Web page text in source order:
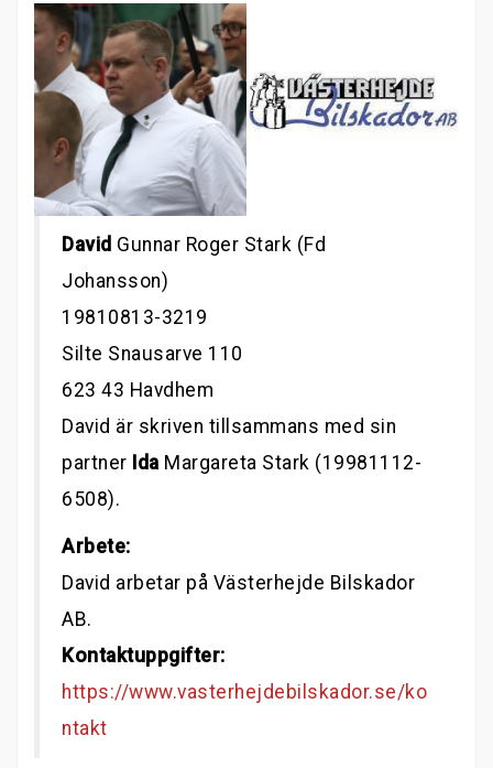
David Gunnar Roger Stark (Fd
Johansson)
19810813-3219
Silte Snausarve 110
623 43 Havdhem
David är skriven tillsammans med sin
partner Ida Margareta Stark (19981112-
6508).
Arbete:
David arbetar på Västerhejde Bilskador
AB.
Kontaktuppgifter:
https://www.vasterhejdebilskador.se/ko
ntakt